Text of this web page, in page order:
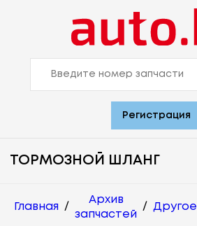
Регистрация
ТОРМОЗНОЙ ШЛАНГ
Главная /
Архив
запчастей
/ Другое